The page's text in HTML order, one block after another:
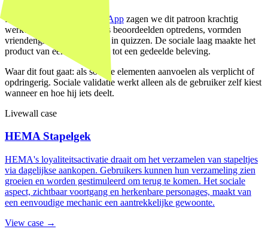
In de
AvroTros Eurovision App zagen we dit patroon krachtig
werken: 141.000 gebruikers beoordeelden optredens, vormden
vriendengroepen en streden in quizzen. De sociale laag maakte het
product van een hulpmiddel tot een gedeelde beleving.
Waar dit fout gaat: als sociale elementen aanvoelen als verplicht of
opdringerig. Sociale validatie werkt alleen als de gebruiker zelf kiest
wanneer en hoe hij iets deelt.
Livewall case
HEMA Stapelgek
HEMA's loyaliteitsactivatie draait om het verzamelen van stapeltjes
via dagelijkse aankopen. Gebruikers kunnen hun verzameling zien
groeien en worden gestimuleerd om terug te komen. Het sociale
aspect, zichtbaar voortgang en herkenbare personages, maakt van
een eenvoudige mechanic een aantrekkelijke gewoonte.
View case →